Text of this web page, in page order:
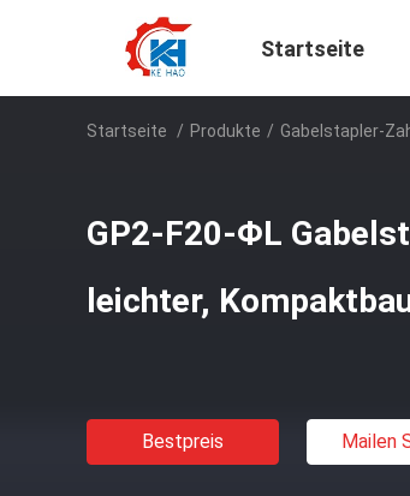
Startseite
Startseite / Produkte / Gabelstapler-
GP2-F20-ΦL
leichter,
Bestpreis Mailen